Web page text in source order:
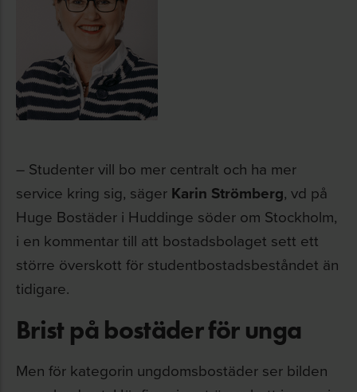
– Studenter vill bo mer centralt och ha mer
service kring sig, säger Karin Strömberg, vd på
Huge Bostäder i Huddinge söder om Stockholm,
i en kommentar till att bostadsbolaget sett ett
större överskott för studentbostadsbeståndet än
tidigare.
Brist på bostäder för unga
Men för kategorin ungdomsbostäder ser bilden